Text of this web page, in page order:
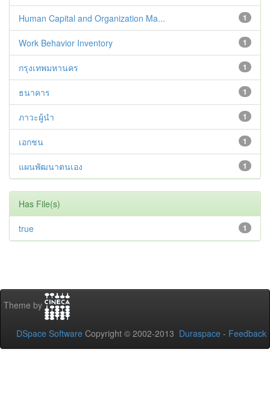
1
Human Capital and Organization Ma...
1
Work Behavior Inventory
1
กรุงเทพมหานคร
1
ธนาคาร
1
ภาวะผู้นำ
1
เอกชน
1
แผนพัฒนาตนเอง
Has File(s)
1
true
Theme by
DSpace Software Copyright © 2002-2013 Duraspace - Feedback